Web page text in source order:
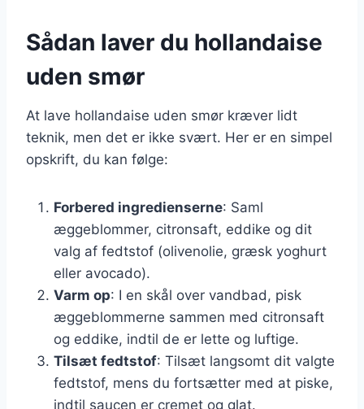
Sådan laver du hollandaise
uden smør
At lave hollandaise uden smør kræver lidt
teknik, men det er ikke svært. Her er en simpel
opskrift, du kan følge:
Forbered ingredienserne: Saml
æggeblommer, citronsaft, eddike og dit
valg af fedtstof (olivenolie, græsk yoghurt
eller avocado).
Varm op: I en skål over vandbad, pisk
æggeblommerne sammen med citronsaft
og eddike, indtil de er lette og luftige.
Tilsæt fedtstof: Tilsæt langsomt dit valgte
fedtstof, mens du fortsætter med at piske,
indtil saucen er cremet og glat.